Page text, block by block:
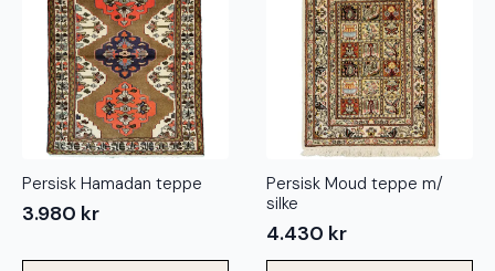
Persisk Hamadan teppe
3.980 kr
Persisk Moud teppe m/
silke
4.430 kr